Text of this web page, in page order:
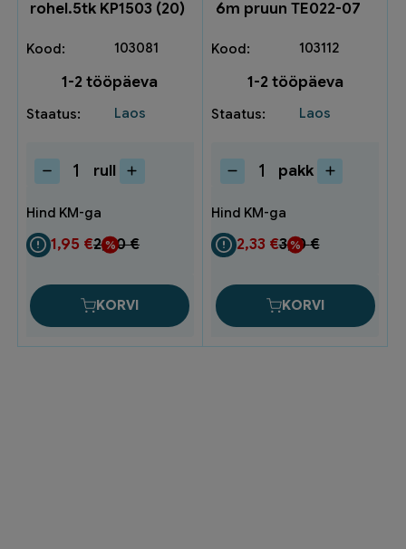
rohel.5tk KP1503 (20)
103081
1-2 tööpäeva
Laos
Prügikott
rohel.5tk
KP1503
(20)
kogus
rull
2,60€
1,95 €
KORVI
6m pruun TE022-07
103112
1-2 tööpäeva
Laos
P-
9x5,5mm
6m
pruun
TE022-
kogus
pakk
3,10€
2,33 €
KORVI